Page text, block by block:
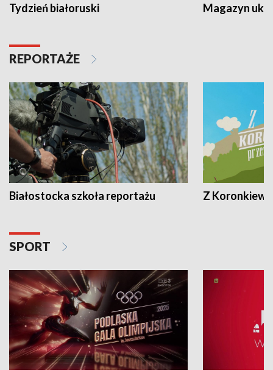
Tydzień białoruski Magazyn
REPORTAŻE
Białostocka szkoła reportażu Z
SPORT